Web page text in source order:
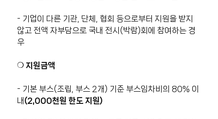
- 기업이 다른 기관, 단체, 협회 등으로부터 지원을 받지
않고 전액 자부담으로 국내 전시(박람)회에 참여하는 경
우
❍ 지원금액
- 기본 부스(조립, 부스 2개) 기준 부스임차비의 80% 이
내 (2,000천원 한도 지원)